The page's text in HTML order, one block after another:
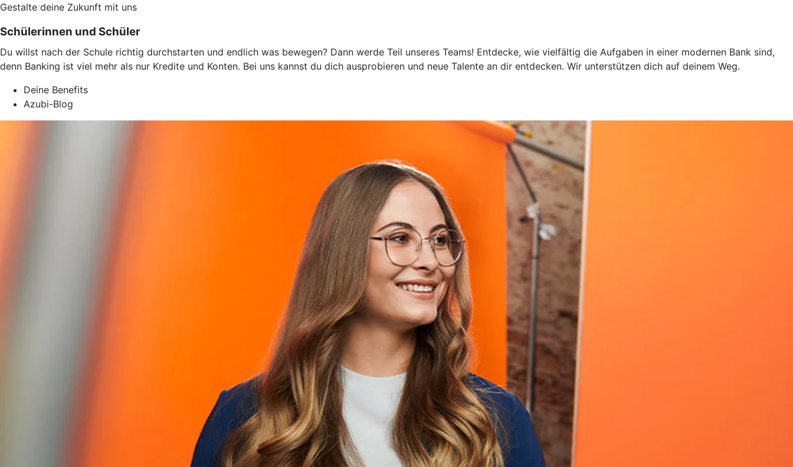
Gestalte deine Zukunft mit uns
Schülerinnen und Schüler
Du willst nach der Schule richtig durchstarten und endlich was bewegen? Dann werde Teil unseres Teams! Entdecke, wie vielfältig die Aufgaben in einer modernen Bank sind,
denn Banking ist viel mehr als nur Kredite und Konten. Bei uns kannst du dich ausprobieren und neue Talente an dir entdecken. Wir unterstützen dich auf deinem Weg.
Deine Benefits
Azubi-Blog